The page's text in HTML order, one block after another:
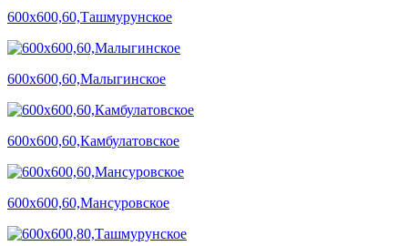
600х600,60,Ташмурунское
600х600,60,Малыгинское
600х600,60,Камбулатовское
600х600,60,Мансуровское